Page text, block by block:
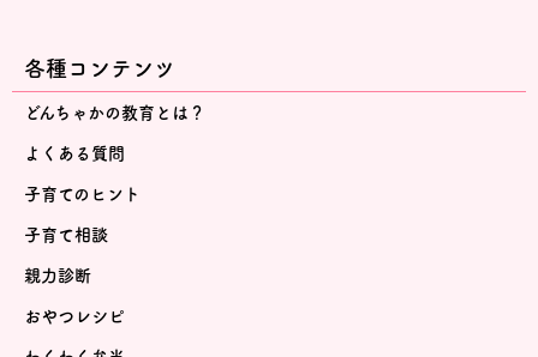
各種コンテンツ
どんちゃかの教育とは？
よくある質問
子育てのヒント
子育て相談
親力診断
おやつレシピ